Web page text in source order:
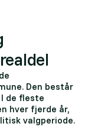
Den består
de fleste
hver fjerde år,
valgperiode.